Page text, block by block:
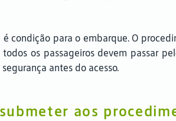
condição para o embarque. O
os passageiros devem passar
antes do acesso.
aos